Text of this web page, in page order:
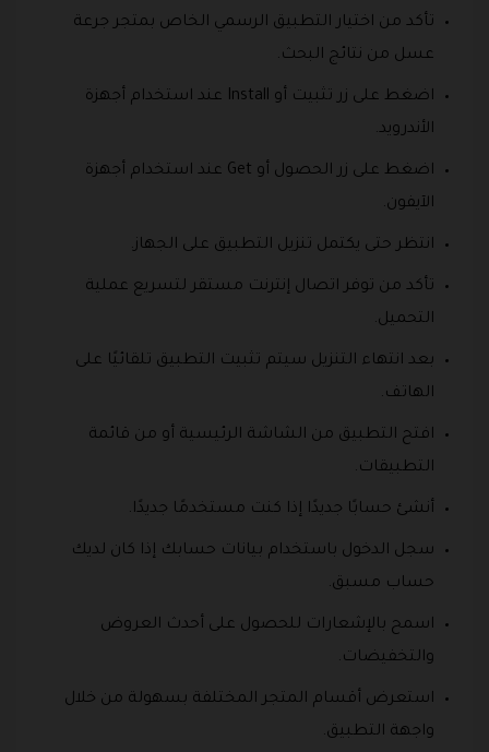
تأكد من اختيار التطبيق الرسمي الخاص بمتجر جرعة
عسل من نتائج البحث.
اضغط على زر تثبيت أو Install عند استخدام أجهزة
الأندرويد.
اضغط على زر الحصول أو Get عند استخدام أجهزة
الآيفون.
انتظر حتى يكتمل تنزيل التطبيق على الجهاز.
تأكد من توفر اتصال إنترنت مستقر لتسريع عملية
التحميل.
بعد انتهاء التنزيل سيتم تثبيت التطبيق تلقائيًا على
الهاتف.
افتح التطبيق من الشاشة الرئيسية أو من قائمة
التطبيقات.
أنشئ حسابًا جديدًا إذا كنت مستخدمًا جديدًا.
سجل الدخول باستخدام بيانات حسابك إذا كان لديك
حساب مسبق.
اسمح بالإشعارات للحصول على أحدث العروض
والتخفيضات.
استعرض أقسام المتجر المختلفة بسهولة من خلال
واجهة التطبيق.